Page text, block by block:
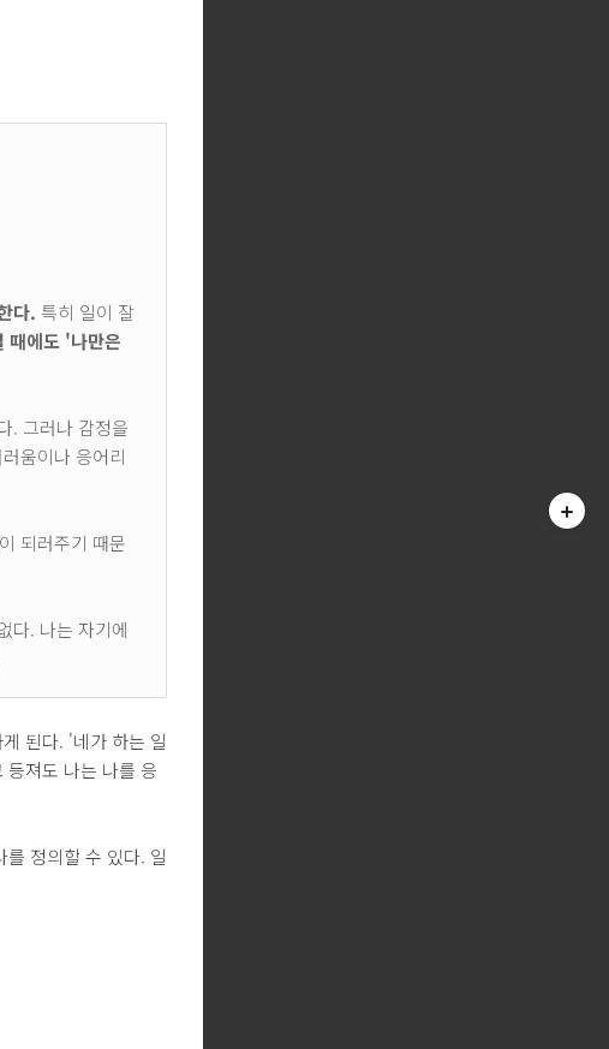
다. 특히 일이 잘
때에도 '나만은
. 그러나 감정을
움이나 응어리
되러주기 때문
다. 나는 자기에
된다. '네가 하는 일
져도 나는 나를 응
정의할 수 있다. 일